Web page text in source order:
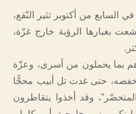
السابع من أكتوبر تثير النّقع،
بغبارها الرؤية خارج غزّة،
بما يحملون من أسرى، وعزّة
يخفضه، حتى غدت تل أبيب محجًّا
وقد أخذوا يتقاطرون